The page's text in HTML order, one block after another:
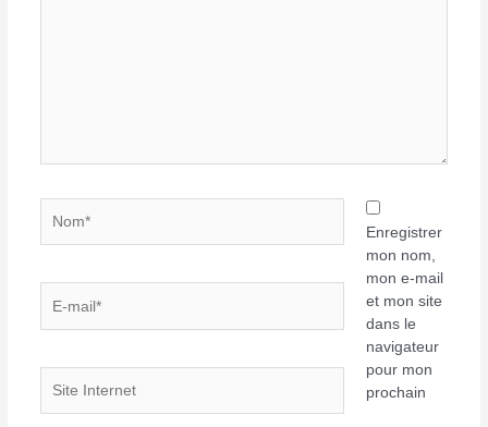
mail*
Internet
Enregistrer
mon nom,
mon e-mail
et mon site
dans le
navigateur
pour mon
prochain